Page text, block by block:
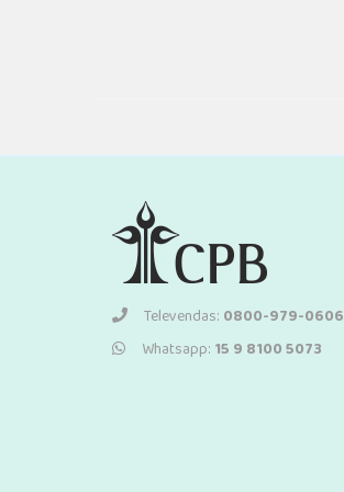
Televendas: 0800-979-0606
Whatsapp: 15 9 8100 5073